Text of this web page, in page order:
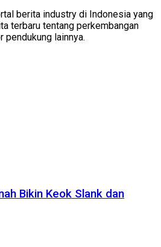
berita industry di Indonesia yang
terbaru tentang perkembangan
lainnya.
Bikin Keok Slank dan